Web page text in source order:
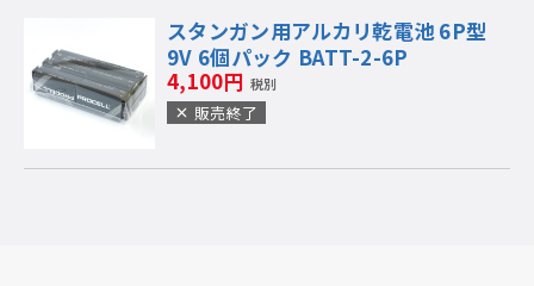
スタンガン用アルカリ乾電池 6P型
9V 6個パック BATT-2-6P
4,100円 税別
販売終了